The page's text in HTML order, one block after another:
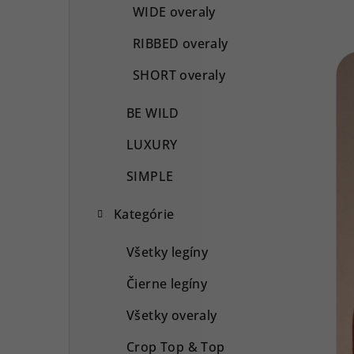
WIDE overaly
RIBBED overaly
SHORT overaly
BE WILD
LUXURY
SIMPLE
Kategórie
Všetky legíny
Čierne legíny
Všetky overaly
Crop Top & Top